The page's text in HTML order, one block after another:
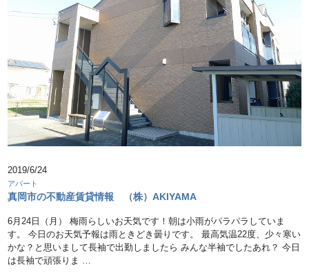
2019/6/24
アパート
真岡市の不動産賃貸情報 （株）AKIYAMA
6月24日（月） 梅雨らしいお天気です！朝は小雨がパラパラしていま
す。 今日のお天気予報は雨ときどき曇りです。 最高気温22度、少々寒い
かな？と思いまして長袖で出勤しましたら みんな半袖でしたあれ？ 今日
は長袖で頑張りま …